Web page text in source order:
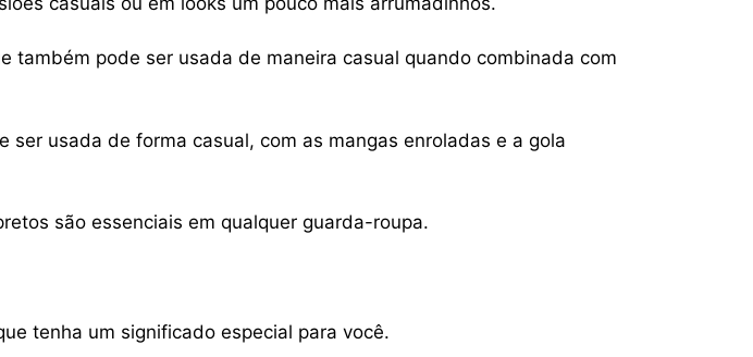
também pode ser usada de maneira casual quando combinada com
ser usada de forma casual, com as mangas enroladas e a gola
são essenciais em qualquer guarda-roupa.
tenha um significado especial para você.